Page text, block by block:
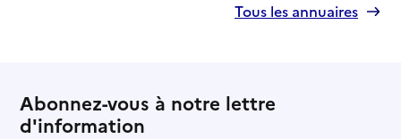
Tous les annuaires
Abonnez-vous à notre lettre
d'information